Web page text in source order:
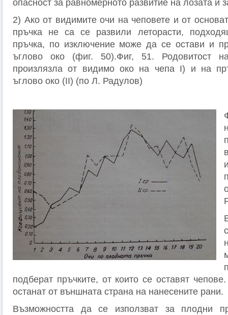
опасност за равномерното развитие на лозата и
2) Ако от видимите очи на чеповете и от
пръчка не са се развили леторасти,
пръчка, по изключение може да се остави и
ъглово око (фиг. 50).Фиг, 51. Родовитост
произлязла от видимо око на чепа I) и на
ъглово око (II) (по Л. Радулов)
подберат пръчките, от които се оставят
останат от външната страна на нанесените рани.
Възможността да се използват за плодни